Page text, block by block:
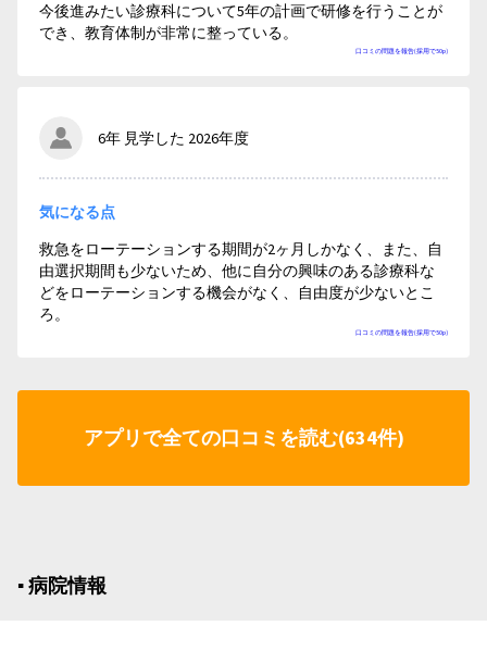
口コミの問題を報告(採用で50p)
今後進みたい診療科について5年の計画で研修を行うことが
でき、教育体制が非常に整っている。
6年 見学した 2026年度
口コミの問題を報告(採用で50p)
気になる点
救急をローテーションする期間が2ヶ月しかなく、また、自
由選択期間も少ないため、他に自分の興味のある診療科な
どをローテーションする機会がなく、自由度が少ないとこ
ろ。
アプリで全ての口コミを読む(634件)
▪︎ 病院情報